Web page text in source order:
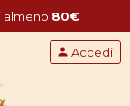
80€
person Accedi